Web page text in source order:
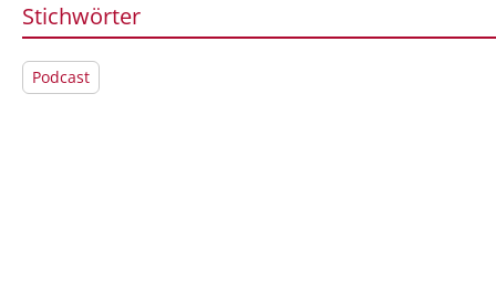
Stichwörter
Podcast